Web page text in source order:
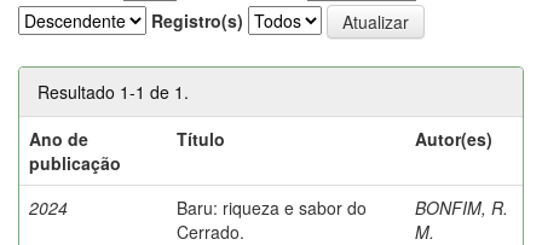
Registro(s)
Resultado 1-1 de 1.
Ano de
publicação
Título Autor(es)
2024
Baru: riqueza e sabor do
Cerrado.
BONFIM, R.
M.